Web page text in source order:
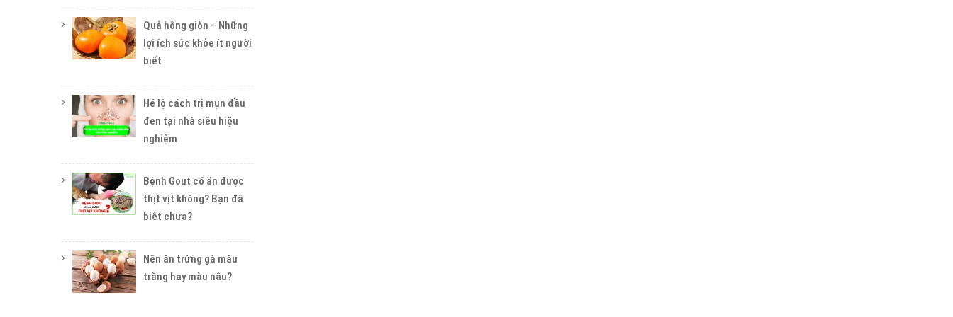
Quả hồng giòn – Những
lợi ích sức khỏe ít người
biết
Hé lộ cách trị mụn đầu
đen tại nhà siêu hiệu
nghiệm
Bệnh Gout có ăn được
thịt vịt không? Bạn đã
biết chưa?
Nên ăn trứng gà màu
trắng hay màu nâu?